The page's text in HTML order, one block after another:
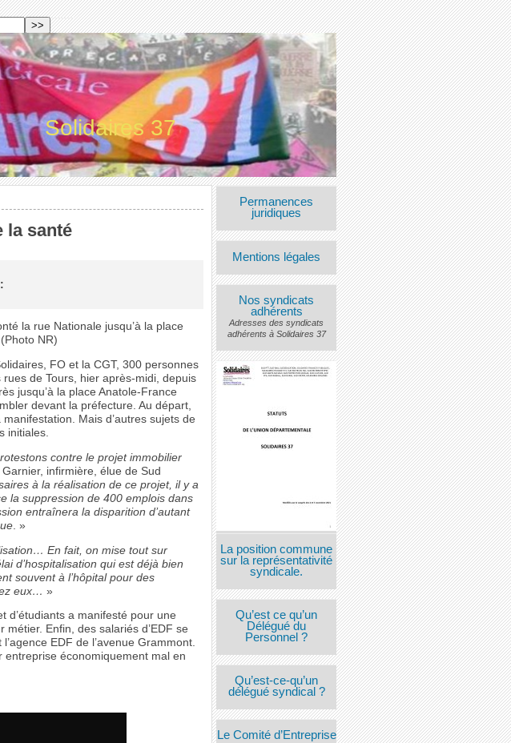
Solidaires 37
la santé
la rue Nationale jusqu’à la place
NR)
FO et la CGT, 300 personnes
de Tours, hier après-midi, depuis
jusqu’à la place Anatole-France
devant la préfecture. Au départ,
Mais d’autres sujets de
initiales.
contre le projet immobilier
infirmière, élue de Sud
à la réalisation de ce projet, il y a
la suppression de 400 emplois dans
entraînera la disparition d’autant
. »
En fait, on mise tout sur
d’hospitalisation qui est déjà bien
souvent à l’hôpital pour des
eux… »
d’étudiants a manifesté pour une
Enfin, des salariés d’EDF se
EDF de l’avenue Grammont.
entreprise économiquement mal en
Permanences
juridiques
Mentions légales
Nos syndicats
adhérents
Adresses des syndicats
adhérents à Solidaires 37
La position commune
sur la représentativité
syndicale.
Qu’est ce qu’un
Délégué du
Personnel ?
Qu’est-ce-qu’un
délégué syndical ?
Le Comité d’Entreprise